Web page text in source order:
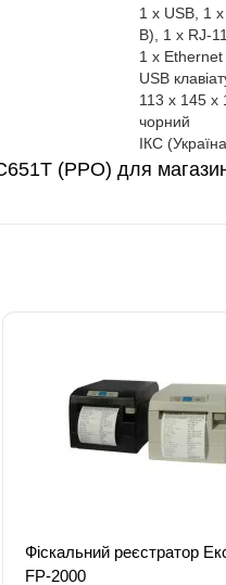
1 x USB, 1
В), 1 x RJ-
1 x Ethernet
USB
113 x 145 x
чорний
ІКС
(РРО) для
Фіскальний реєстратор
FP-2000